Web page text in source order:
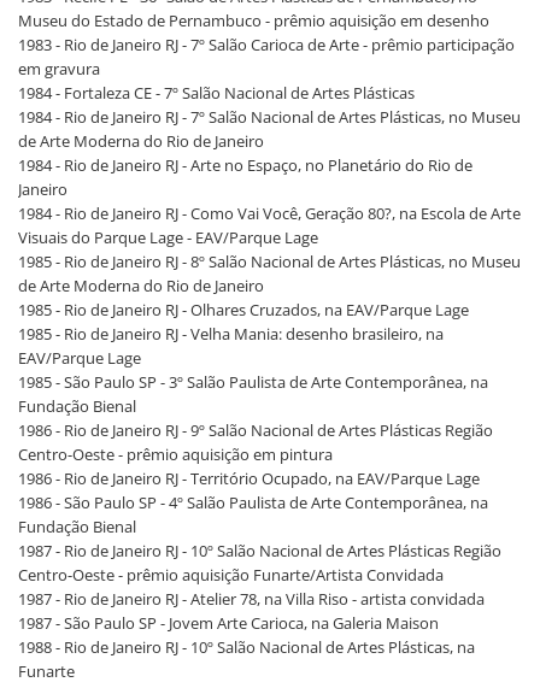
Museu do Estado de Pernambuco - prêmio aquisição em desenho
1983 - Rio de Janeiro RJ - 7º Salão Carioca de Arte - prêmio participação
em gravura
1984 - Fortaleza CE - 7º Salão Nacional de Artes Plásticas
1984 - Rio de Janeiro RJ - 7º Salão Nacional de Artes Plásticas, no Museu
de Arte Moderna do Rio de Janeiro
1984 - Rio de Janeiro RJ - Arte no Espaço, no Planetário do Rio de
Janeiro
1984 - Rio de Janeiro RJ - Como Vai Você, Geração 80?, na Escola de Arte
Visuais do Parque Lage - EAV/Parque Lage
1985 - Rio de Janeiro RJ - 8º Salão Nacional de Artes Plásticas, no Museu
de Arte Moderna do Rio de Janeiro
1985 - Rio de Janeiro RJ - Olhares Cruzados, na EAV/Parque Lage
1985 - Rio de Janeiro RJ - Velha Mania: desenho brasileiro, na
EAV/Parque Lage
1985 - São Paulo SP - 3º Salão Paulista de Arte Contemporânea, na
Fundação Bienal
1986 - Rio de Janeiro RJ - 9º Salão Nacional de Artes Plásticas Região
Centro-Oeste - prêmio aquisição em pintura
1986 - Rio de Janeiro RJ - Território Ocupado, na EAV/Parque Lage
1986 - São Paulo SP - 4º Salão Paulista de Arte Contemporânea, na
Fundação Bienal
1987 - Rio de Janeiro RJ - 10º Salão Nacional de Artes Plásticas Região
Centro-Oeste - prêmio aquisição Funarte/Artista Convidada
1987 - Rio de Janeiro RJ - Atelier 78, na Villa Riso - artista convidada
1987 - São Paulo SP - Jovem Arte Carioca, na Galeria Maison
1988 - Rio de Janeiro RJ - 10º Salão Nacional de Artes Plásticas, na
Funarte